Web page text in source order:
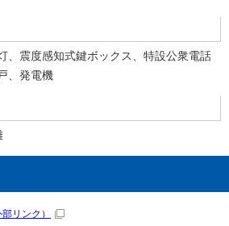
、震度感知式鍵ボックス、特設公衆電話
、発電機
部リンク）